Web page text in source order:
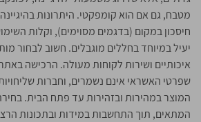
מטבח, גם אם הוא קומפקטי. היתרונות
חיסכון במקום (בדגמים מסוימים), וקלות
יעיל במיוחד בחללים מוגבלים. חשוב לבחור
איכותיים ושירות לקוחות מעולה. הרכישה
שפרטי האשראי אינם נשמרים, וחברות
המוצר במהירות ובזהירות עד פתח הבית.
המתאים, תוך התחשבות במידות ובתכונות